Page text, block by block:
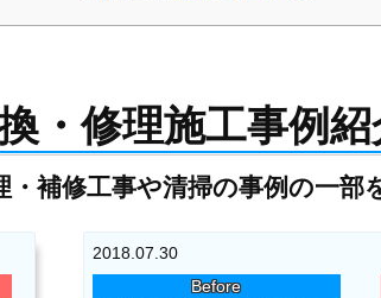
・修理施工事例紹
補修工事や清掃の事例の一部
2018.07.30
Before